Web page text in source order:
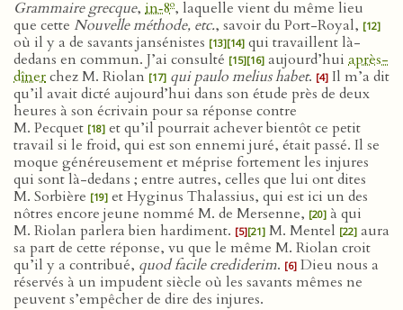
Grammaire grecque, in‑8o, laquelle vient du même lieu
que cette Nouvelle méthode, etc., savoir du Port-Royal, [12]
où il y a de savants jansénistes [13][14] qui travaillent là-
dedans en commun. J’ai consulté [15][16] aujourd’hui après-
dînerchez M. Riolan [17] qui paulo melius habet. [4] Il m’a dit
qu’il avait dicté aujourd’hui dans son étude près de deux
heures à son écrivain pour sa réponse contre
M. Pecquet [18] et qu’il pourrait achever bientôt ce petit
travail si le froid, qui est son ennemi juré, était passé. Il se
moque généreusement et méprise fortement les injures
qui sont là-dedans ; entre autres, celles que lui ont dites
M. Sorbière [19] et Hyginus Thalassius, qui est ici un des
nôtres encore jeune nommé M. de Mersenne, [20] à qui
M. Riolan parlera bien hardiment. [5][21] M. Mentel [22] aura
sa part de cette réponse, vu que le même M. Riolan croit
qu’il y a contribué, quod facile crediderim. [6] Dieu nous a
réservés à un impudent siècle où les savants mêmes ne
peuvent s’empêcher de dire des injures.